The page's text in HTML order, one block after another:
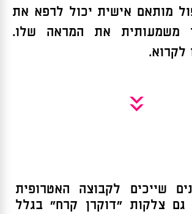
מותאם אישית יכול לרפא את
משמעותית את המראה שלו.
לקרוא.
»
שייכים לקבוצה האטרופית
גם צלקות “דוקרן קרח” בגלל